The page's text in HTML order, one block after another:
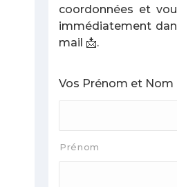
coordonnées et
immédiatement
mail 📩.
Vos Prénom et Nom
Prénom